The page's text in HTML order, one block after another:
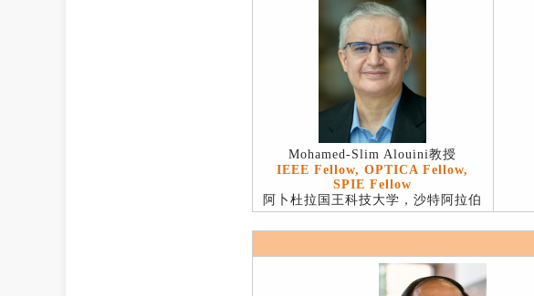
Mohamed-Slim Alouini教授
IEEE Fellow, OPTICA Fellow,
SPIE Fellow
阿卜杜拉国王科技大学，沙特阿拉伯